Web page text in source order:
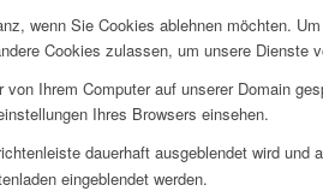
wenn Sie Cookies ablehnen möchten.
Cookies zulassen, um unsere
Ihrem Computer auf unserer Domain
Ihres Browsers einsehen.
dauerhaft ausgeblendet wird
eingeblendet werden.